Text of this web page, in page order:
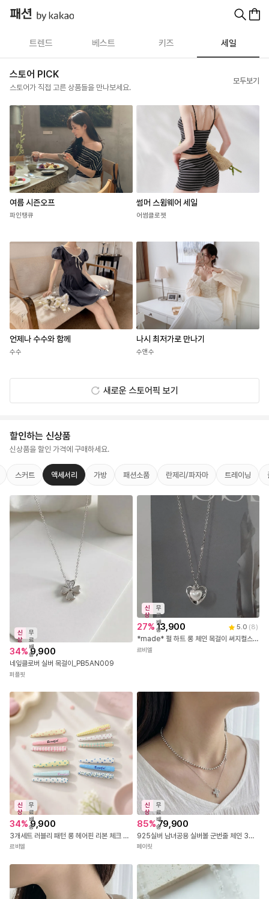
트렌드 베스트 키즈 세일
스토어 PICK
스토어가 직접 고른 상품들을 만나보세요.
모두보기
여름 시즌오프
파인땡큐
썸머 스윔웨어 세일
어썸클로젯
언제나 수수와 함께
수수
나시 최저가로 만나기
수앤수
새로운 스토어픽 보기
할인하는 신상품
신상품을 할인 가격에 구매하세요.
스커트 액세서리 가방 패션소품 란제리/파자마 트레이닝
신
상
무
료
배
송
34% 9,900
네잎클로버 실버 목걸이_PB5AN009
퍼플핏
신
상
무
료
배
송
27%13,900 5.0 (8)
*made* 펄 하트 롱 체인 목걸이 써지컬스틸 자글 팬던트 볼 여리 레이어드
르비엘
신
상
무
료
배
송
34% 9,900
3개세트 러블리 패턴 롱 헤어핀 리본 체크 집게핀 앞머리고정 삔
르비엘
신
상
무
료
배
송
85%79,900
925실버 남녀공용 실버볼 군번줄 체인 3mm 은볼 목걸이
페이릿